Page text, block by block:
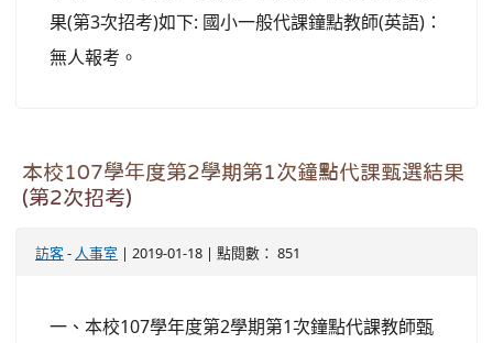
果(第3次招考)如下: 國小一般代課鐘點教師(英語)：
無人報考。
本校107學年度第2學期第1次鐘點代課甄選結果
(第2次招考)
訪客- 人事室 | 2019-01-18 | 點閱數： 851
一、本校107學年度第2學期第1次鐘點代課教師甄